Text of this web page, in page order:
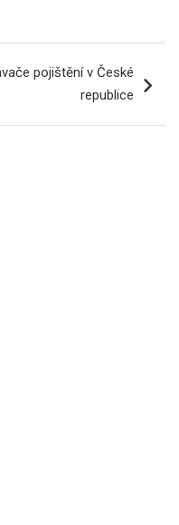
pojištění v České
republice